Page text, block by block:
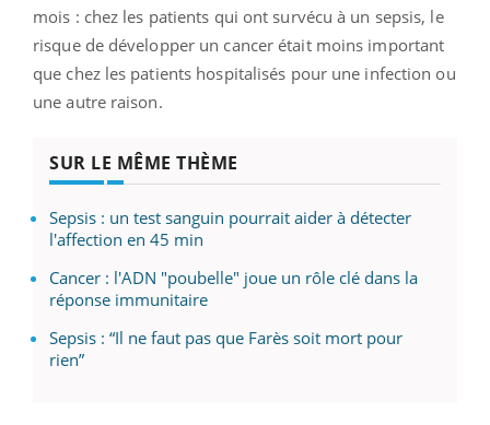
mois : chez les patients qui ont survécu à un sepsis, le
risque de développer un cancer était moins important
que chez les patients hospitalisés pour une infection ou
une autre raison.
SUR LE MÊME THÈME
Sepsis : un test sanguin pourrait aider à détecter
l'affection en 45 min
Cancer : l'ADN "poubelle" joue un rôle clé dans la
réponse immunitaire
Sepsis : “Il ne faut pas que Farès soit mort pour
rien”